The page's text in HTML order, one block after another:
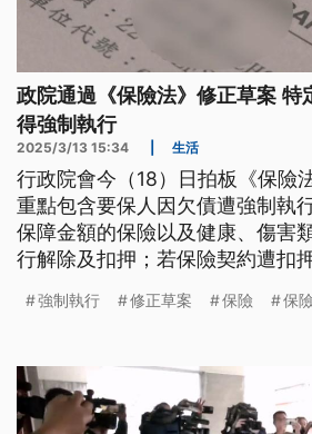
政院通過《保險法》修正草案 特
得強制執行
2025/3/13 15:34 生活
行政院會今（18）日拍板《保險
重點包含要保人因欠債遭強制執
保障金額的保險以及健康、傷害
行解除及扣押；若保險契約遭扣
強制執行 修正草案 保險 保